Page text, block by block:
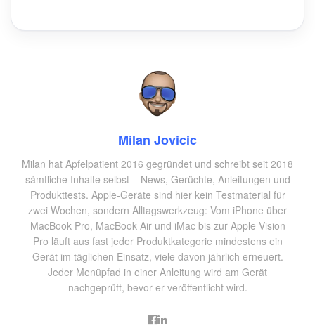
Milan Jovicic
Milan hat Apfelpatient 2016 gegründet und schreibt seit 2018
sämtliche Inhalte selbst – News, Gerüchte, Anleitungen und
Produkttests. Apple-Geräte sind hier kein Testmaterial für
zwei Wochen, sondern Alltagswerkzeug: Vom iPhone über
MacBook Pro, MacBook Air und iMac bis zur Apple Vision
Pro läuft aus fast jeder Produktkategorie mindestens ein
Gerät im täglichen Einsatz, viele davon jährlich erneuert.
Jeder Menüpfad in einer Anleitung wird am Gerät
nachgeprüft, bevor er veröffentlicht wird.